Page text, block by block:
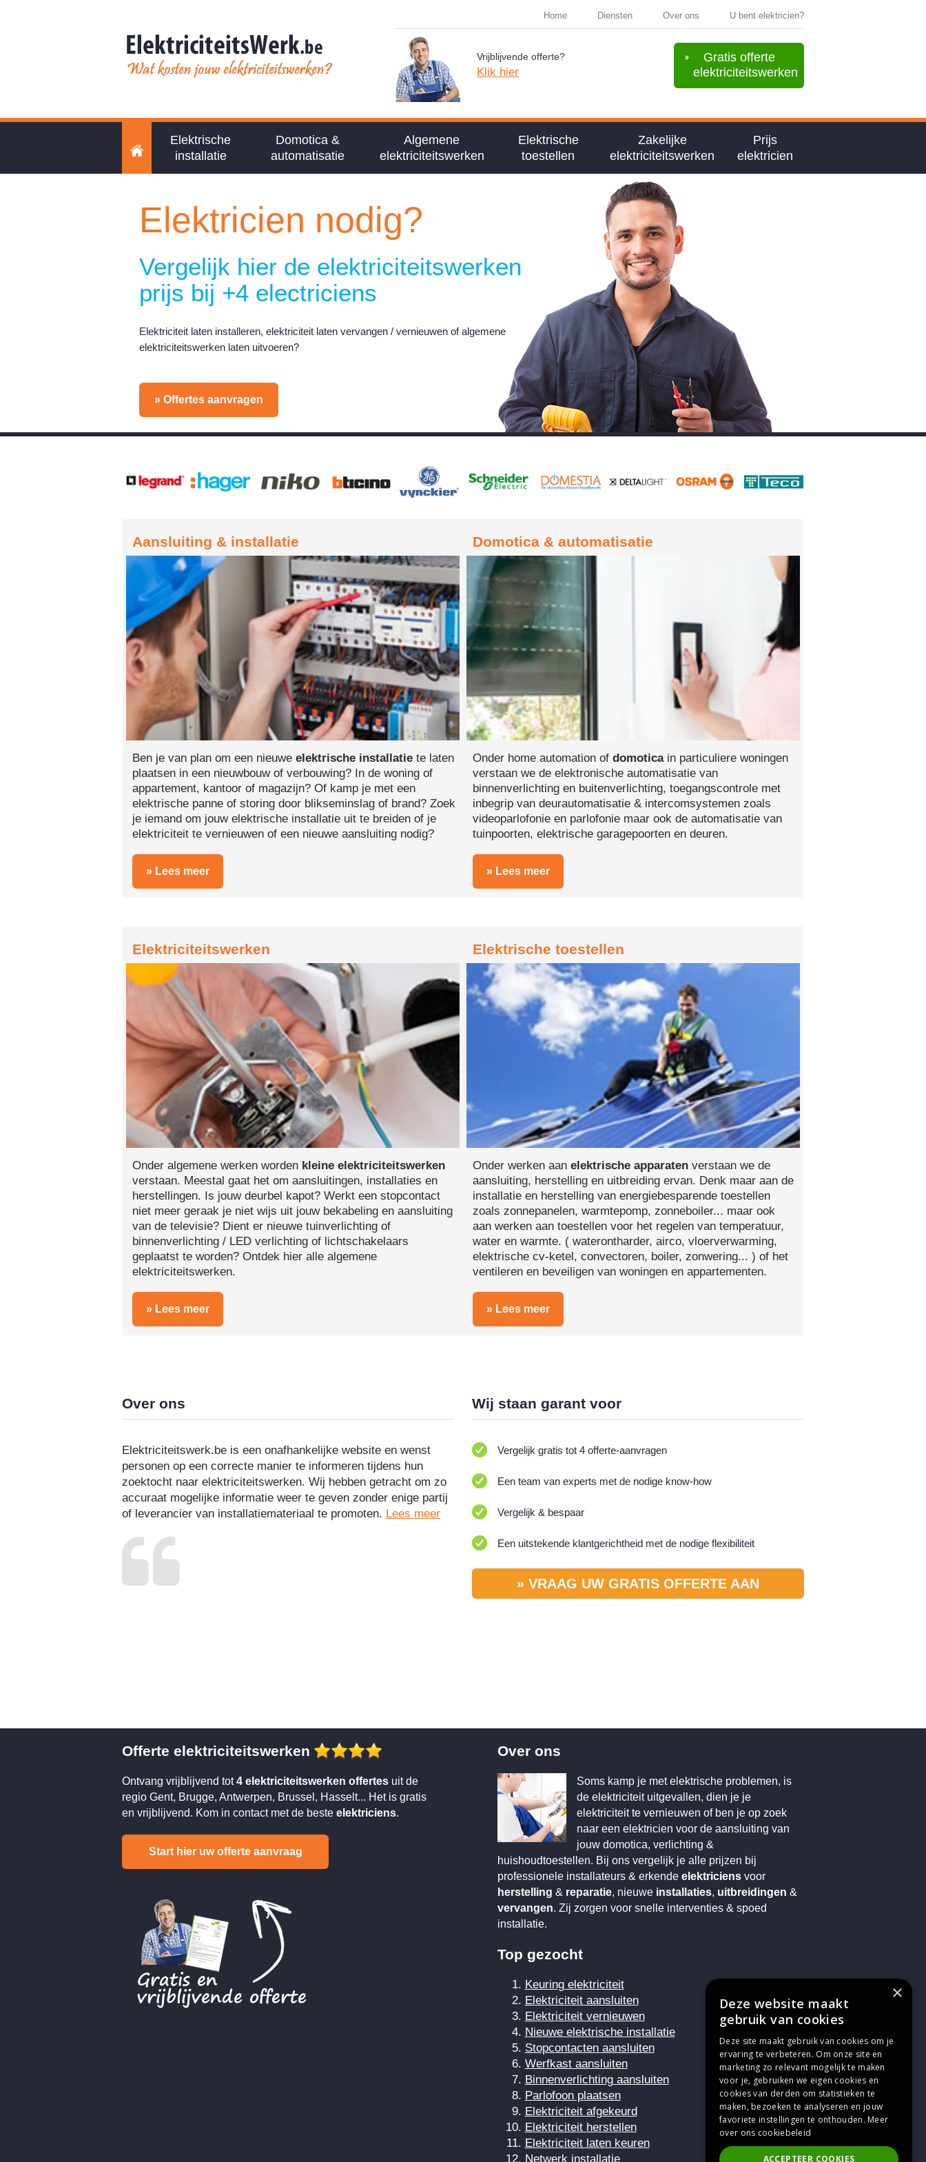
Home Diensten Over ons U bent elektricien?
Gratis offerte
elektriciteitswerken
Vrijblijvende offerte?
Klik hier
Elektrische
installatie
Domotica &
automatisatie
Algemene
elektriciteitswerken
Elektrische
toestellen
Zakelijke
elektriciteitswerken
Prijs
elektricien
Elektricien nodig?
Vergelijk hier de elektriciteitswerken
prijs bij +4 electriciens
Elektriciteit laten installeren, elektriciteit laten vervangen / vernieuwen of algemene
elektriciteitswerken laten uitvoeren?
» Offertes aanvragen
Aansluiting & installatie
Ben je van plan om een nieuwe elektrische installatie te laten
plaatsen in een nieuwbouw of verbouwing? In de woning of
appartement, kantoor of magazijn? Of kamp je met een
elektrische panne of storing door blikseminslag of brand? Zoek
je iemand om jouw elektrische installatie uit te breiden of je
elektriciteit te vernieuwen of een nieuwe aansluiting nodig?
» Lees meer
Domotica & automatisatie
Onder home automation of domoticain particuliere woningen
verstaan we de elektronische automatisatie van
binnenverlichting en buitenverlichting, toegangscontrole met
inbegrip van deurautomatisatie & intercomsystemen zoals
videoparlofonie en parlofonie maar ook de automatisatie van
tuinpoorten, elektrische garagepoorten en deuren.
» Lees meer
Elektriciteitswerken
Onder algemene werken worden kleine elektriciteitswerken
verstaan. Meestal gaat het om aansluitingen, installaties en
herstellingen. Is jouw deurbel kapot? Werkt een stopcontact
niet meer geraak je niet wijs uit jouw bekabeling en aansluiting
van de televisie? Dient er nieuwe tuinverlichting of
binnenverlichting / LED verlichting of lichtschakelaars
geplaatst te worden? Ontdek hier alle algemene
elektriciteitswerken.
» Lees meer
Elektrische toestellen
Onder werken aan elektrische apparaten verstaan we de
aansluiting, herstelling en uitbreiding ervan. Denk maar aan de
installatie en herstelling van energiebesparende toestellen
zoals zonnepanelen, warmtepomp, zonneboiler... maar ook
aan werken aan toestellen voor het regelen van temperatuur,
water en warmte. ( waterontharder, airco, vloerverwarming,
elektrische cv-ketel, convectoren, boiler, zonwering... ) of het
ventileren en beveiligen van woningen en appartementen.
» Lees meer
Over ons
Elektriciteitswerk.be is een onafhankelijke website en wenst
personen op een correcte manier te informeren tijdens hun
zoektocht naar elektriciteitswerken. Wij hebben getracht om zo
accuraat mogelijke informatie weer te geven zonder enige partij
of leverancier van installatiemateriaal te promoten. Lees meer
Wij staan garant voor
Vergelijk gratis tot 4 offerte-aanvragen
Een team van experts met de nodige know-how
Vergelijk & bespaar
Een uitstekende klantgerichtheid met de nodige flexibiliteit
» VRAAG UW GRATIS OFFERTE AAN
Offerte elektriciteitswerken
Ontvang vrijblijvend tot4 elektriciteitswerken offertes uit de
regio Gent, Brugge, Antwerpen, Brussel, Hasselt... Het is gratis
en vrijblijvend. Kom in contact met de beste elektriciens.
Start hier uw offerte aanvraag
Over ons
Soms kamp je met elektrische problemen, is
de elektriciteit uitgevallen, dien je je
elektriciteit te vernieuwen of ben je op zoek
naar een elektricien voor de aansluiting van
jouw domotica, verlichting &
huishoudtoestellen. Bij ons vergelijk je alle prijzen bij
professionele installateurs & erkende elektriciensvoor
herstelling & reparatie, nieuwe installaties, uitbreidingen &
vervangen. Zij zorgen voor snelle interventies & spoed
installatie.
Top gezocht
Keuring elektriciteit
Elektriciteit aansluiten
Elektriciteit vernieuwen
Nieuwe elektrische installatie
Stopcontacten aansluiten
Werfkast aansluiten
Binnenverlichting aansluiten
Parlofoon plaatsen
Elektriciteit afgekeurd
Elektriciteit herstellen
Elektriciteit laten keuren
Netwerk installatie
×
Deze website maakt
gebruik van cookies
Deze site maakt gebruik van cookies om je
ervaring te verbeteren. Om onze site en
marketing zo relevant mogelijk te maken
voor je, gebruiken we eigen cookies en
cookies van derden om statistieken te
maken, bezoeken te analyseren en jouw
favoriete instellingen te onthouden. Meer
over ons cookiebeleid
ACCEPTEER COOKIES